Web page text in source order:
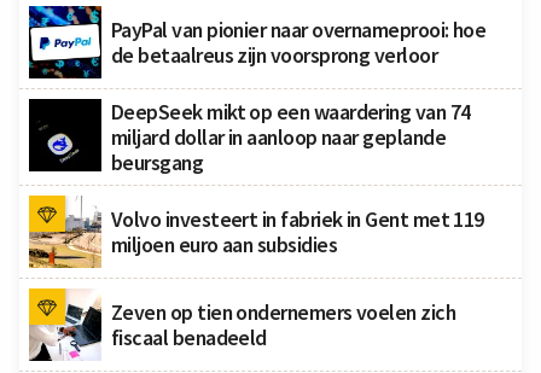
PayPal van pionier naar overnameprooi: hoe
de betaalreus zijn voorsprong verloor
DeepSeek mikt op een waardering van 74
miljard dollar in aanloop naar geplande
beursgang
Volvo investeert in fabriek in Gent met 119
miljoen euro aan subsidies
Zeven op tien ondernemers voelen zich
fiscaal benadeeld